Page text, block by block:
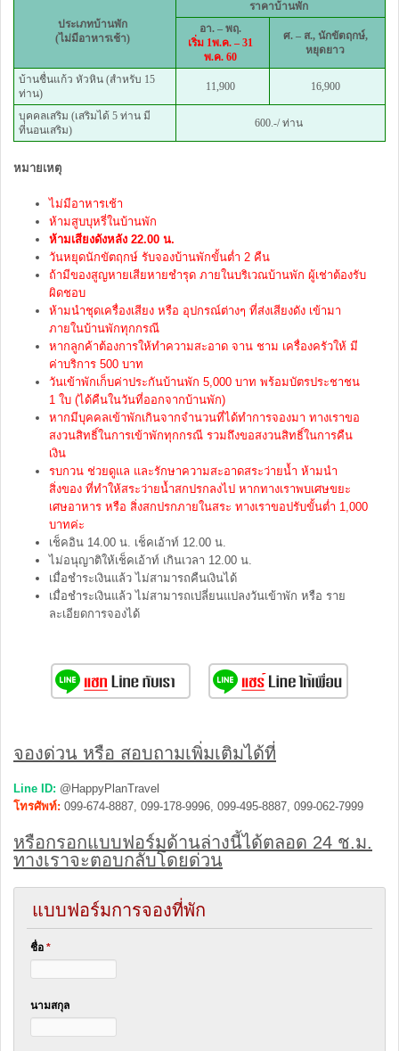
ประเภทบ้านพัก
(ไม่มีอาหารเช้า)
ราคาบ้านพัก
อา. – พฤ.
เริ่ม 1พ.ค. – 31
พ.ค. 60
ศ. – ส., นักขัตฤกษ์,
หยุดยาว
บ้านชื่นแก้ว หัวหิน (สำหรับ 15
ท่าน)
11,900 16,900
บุคคลเสริม (เสริมได้ 5 ท่าน มี
ที่นอนเสริม)
600.-/ ท่าน
หมายเหตุ
ไม่มีอาหารเช้า
ห้ามสูบบุหรี่ในบ้านพัก
ห้ามเสียงดังหลัง 22.00 น.
วันหยุดนักขัตฤกษ์ รับจองบ้านพักขั้นต่ำ 2 คืน
ถ้ามีของสูญหายเสียหายชำรุด ภายในบริเวณบ้านพัก ผู้เช่าต้องรับ
ผิดชอบ
ห้ามนำชุดเครื่องเสียง หรือ อุปกรณ์ต่างๆ ที่ส่งเสียงดัง เข้ามา
ภายในบ้านพักทุกกรณี
หากลูกค้าต้องการให้ทำความสะอาด จาน ชาม เครื่องครัวให้ มี
ค่าบริการ 500 บาท
วันเข้าพักเก็บค่าประกันบ้านพัก 5,000 บาท พร้อมบัตรประชาชน
1 ใบ (ได้คืนในวันที่ออกจากบ้านพัก)
หากมีบุคคลเข้าพักเกินจากจำนวนที่ได้ทำการจองมา ทางเราขอ
สงวนสิทธิ์ในการเข้าพักทุกกรณี รวมถึงขอสงวนสิทธิ์ในการคืน
เงิน
รบกวน ช่วยดูแล และรักษาความสะอาดสระว่ายน้ำ ห้ามนำ
สิ่งของ ที่ทำให้สระว่ายน้ำสกปรกลงไป หากทางเราพบเศษขยะ
เศษอาหาร หรือ สิ่งสกปรกภายในสระ ทางเราขอปรับขั้นต่ำ 1,000
บาทค่ะ
เช็คอิน 14.00 น. เช็คเอ้าท์ 12.00 น.
ไม่อนุญาติให้เช็คเอ้าท์ เกินเวลา 12.00 น.
เมื่อชำระเงินแล้ว ไม่สามารถคืนเงินได้
เมื่อชำระเงินแล้ว ไม่สามารถเปลี่ยนแปลงวันเข้าพัก หรือ ราย
ละเอียดการจองได้
จองด่วน หรือ สอบถามเพิ่มเติมได้ที่
Line ID: @HappyPlanTravel
โทรศัพท์: 099-674-8887, 099-178-9996, 099-495-8887, 099-062-7999
หรือกรอกแบบฟอร์มด้านล่างนี้ได้ตลอด 24 ช.ม.
ทางเราจะตอบกลับโดยด่วน
แบบฟอร์มการจองที่พัก
ชื่อ *
นามสกุล